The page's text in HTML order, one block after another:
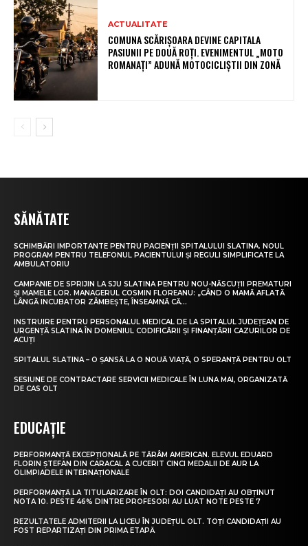
ACTUALITATE
COMUNA SCĂRIȘOARA DEVINE CAPITALA
PASIUNII PE DOUĂ ROȚI. EVENIMENTUL „MOTO
ROMANAȚI” ADUNĂ MOTOCICLIȘTII DIN ZONĂ
SĂNĂTATE
SCHIMBĂRI IMPORTANTE PENTRU PACIENȚII SPITALULUI SLATINA. NOUL
PROGRAM PENTRU TELEFONUL PACIENTULUI ȘI REGULI SIMPLIFICATE LA
AMBULATORIU
CAMPANIE DE SPRIJIN LA SJU SLATINA PENTRU NOU-NĂSCUȚII PREMATURI
ȘI MAMELE LOR. MANAGERUL COSMIN FLOREANU: „CÂND O MAMĂ AFLATĂ
LÂNGĂ INCUBATOR ZÂMBEȘTE, ÎNSEAMNĂ CĂ...
INSTRUIRE PENTRU PERSONALUL MEDICAL DE LA SPITALUL JUDEȚEAN DE
URGENȚĂ SLATINA ÎN DOMENIUL CODIFICĂRII ȘI FINANȚĂRII CAZURILOR DE
ACUȚI
SPITALUL SLATINA – O ȘANSĂ LA O NOUĂ VIAȚĂ, O SPERANȚĂ PENTRU OLT
SESIUNE DE CONTRACTARE SERVICII MEDICALE ÎN LUNA MAI, ORGANIZATĂ
DE CAS OLT
EDUCAȚIE
PERFORMANȚĂ EXCEPȚIONALĂ PE TĂRÂM AMERICAN. ELEVUL EDUARD
FLORIN ȘTEFAN DIN CARACAL A CUCERIT CINCI MEDALII DE AUR LA
OLIMPIADELE INTERNAȚIONALE
PERFORMANȚĂ LA TITULARIZARE ÎN OLT: DOI CANDIDAȚI AU OBȚINUT
NOTA 10. PESTE 46% DINTRE PROFESORI AU LUAT NOTE PESTE 7
REZULTATELE ADMITERII LA LICEU ÎN JUDEȚUL OLT. TOȚI CANDIDAȚII AU
FOST REPARTIZAȚI DIN PRIMA ETAPĂ